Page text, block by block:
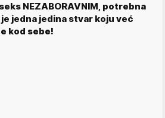
NEZABORAVNIM, potrebna
je jedna jedina stvar koju već
kod sebe!